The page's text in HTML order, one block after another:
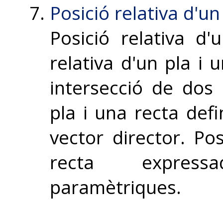
Posició relativa
Posició relativa
relativa d'un pla i
intersecció de
pla i una recta
vector director.
recta
paramètriques.